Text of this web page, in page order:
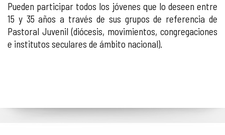
Pueden participar todos los jóvenes que lo deseen entre
15 y 35 años a través de sus grupos de referencia de
Pastoral Juvenil (diócesis, movimientos, congregaciones
e institutos seculares de ámbito nacional).